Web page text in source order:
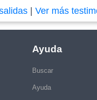
|Ver más
Ayuda
Buscar
Ayuda